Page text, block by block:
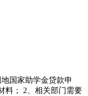
国家助学金贷款申
料； 2、相关部门需要